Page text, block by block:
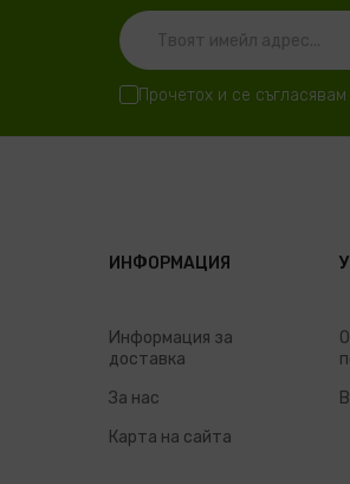
Прочетох и се
ИНФОРМАЦИЯ
Информация за
доставка
За нас
Карта на сайта